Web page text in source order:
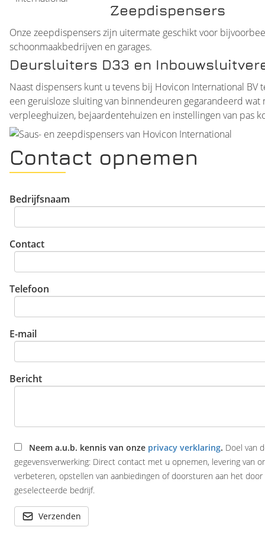
Zeepdispensers
Onze zeepdispensers zijn uitermate geschikt voor
schoonmaakbedrijven en garages.
Deursluiters D33 en
Naast dispensers kunt u tevens bij Hovicon International
een geruisloze sluiting van binnendeuren gegarandeerd wat
verpleeghuizen, bejaardentehuizen en instellingen van pas
Contact opnemen
Bedrijfsnaam
Contact
Telefoon
E-mail
Bericht
Neem a.u.b. kennis van onze privacy verklaring. Doel van
gegevensverwerking: Direct contact met u opnemen, levering van
verbeteren, opstellen van aanbiedingen of doorsturen aan het door
geselecteerde bedrijf.
Verzenden